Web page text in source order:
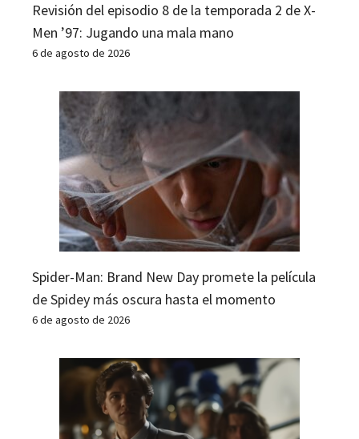
Revisión del episodio 8 de la temporada 2 de X-
Men ’97: Jugando una mala mano
6 de agosto de 2026
Spider-Man: Brand New Day promete la película
de Spidey más oscura hasta el momento
6 de agosto de 2026